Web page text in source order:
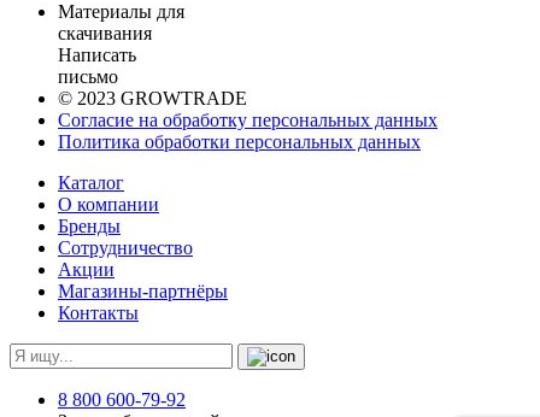
Материалы для
скачивания
Написать
письмо
© 2023 GROWTRADE
Согласие на обработку персональных данных
Политика обработки персональных данных
Каталог
О компании
Бренды
Сотрудничество
Акции
Магазины-партнёры
Контакты
8 800 600-79-92